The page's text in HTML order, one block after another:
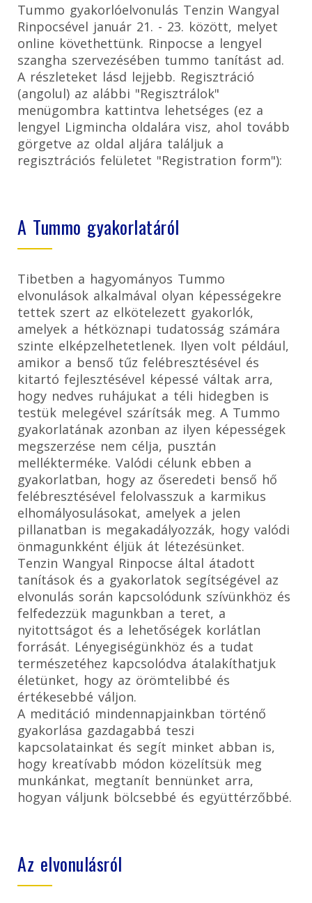
Tummo gyakorlóelvonulás Tenzin Wangyal
Rinpocsével január 21. - 23. között, melyet
online követhettünk. Rinpocse a lengyel
szangha szervezésében tummo tanítást ad.
A részleteket lásd lejjebb. Regisztráció
(angolul) az alábbi "Regisztrálok"
menügombra kattintva lehetséges (ez a
lengyel Ligmincha oldalára visz, ahol tovább
görgetve az oldal aljára találjuk a
regisztrációs felületet "Registration form"):
A Tummo gyakorlatáról
Tibetben a hagyományos Tummo
elvonulások alkalmával olyan képességekre
tettek szert az elkötelezett gyakorlók,
amelyek a hétköznapi tudatosság számára
szinte elképzelhetetlenek. Ilyen volt például,
amikor a benső tűz felébresztésével és
kitartó fejlesztésével képessé váltak arra,
hogy nedves ruhájukat a téli hidegben is
testük melegével szárítsák meg. A Tummo
gyakorlatának azonban az ilyen képességek
megszerzése nem célja, pusztán
mellékterméke. Valódi célunk ebben a
gyakorlatban, hogy az őseredeti benső hő
felébresztésével felolvasszuk a karmikus
elhomályosulásokat, amelyek a jelen
pillanatban is megakadályozzák, hogy valódi
önmagunkként éljük át létezésünket.
Tenzin Wangyal Rinpocse által átadott
tanítások és a gyakorlatok segítségével az
elvonulás során kapcsolódunk szívünkhöz és
felfedezzük magunkban a teret, a
nyitottságot és a lehetőségek korlátlan
forrását. Lényegiségünkhöz és a tudat
természetéhez kapcsolódva átalakíthatjuk
életünket, hogy az örömtelibbé és
értékesebbé váljon.
A meditáció mindennapjainkban történő
gyakorlása gazdagabbá teszi
kapcsolatainkat és segít minket abban is,
hogy kreatívabb módon közelítsük meg
munkánkat, megtanít bennünket arra,
hogyan váljunk bölcsebbé és együttérzőbbé.
Az elvonulásról